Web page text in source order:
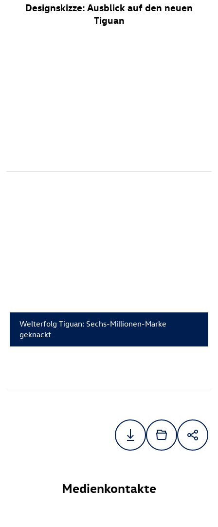
Designskizze: Ausblick auf den neuen
Tiguan
Welterfolg Tiguan: Sechs-Millionen-Marke
geknackt
Medienkontakte